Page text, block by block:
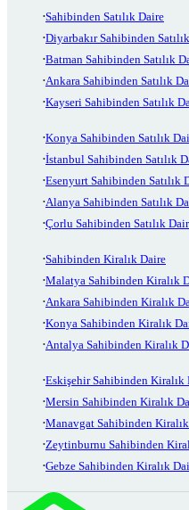
Sahibinden Satılık Daire
Diyarbakır Sahibinden
Batman Sahibinden Satılık
Ankara Sahibinden Satılık
Kayseri Sahibinden Satılık
Konya Sahibinden Satılık
İstanbul Sahibinden Satılık
Esenyurt Sahibinden Satılık
Alanya Sahibinden Satılık
Çorlu Sahibinden Satılık
Sahibinden Kiralık Daire
Malatya Sahibinden Kiralık
Ankara Sahibinden Kiralık
Konya Sahibinden Kiralık
Antalya Sahibinden Kiralık
Eskişehir Sahibinden Kiralık
Mersin Sahibinden Kiralık
Manavgat Sahibinden
Zeytinburnu Sahibinden
Gebze Sahibinden Kiralık